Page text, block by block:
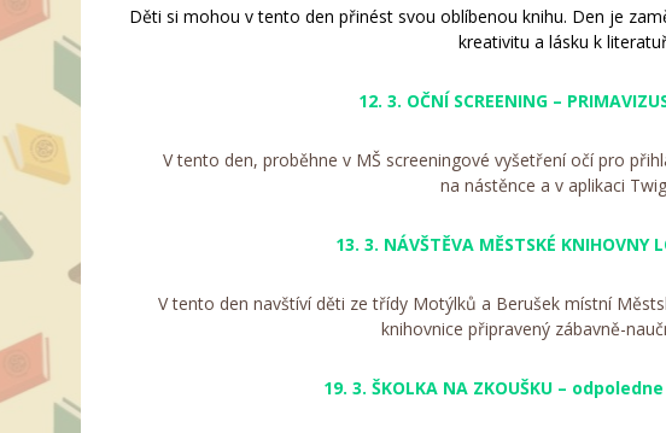
Děti si mohou v tento den přinést svou oblíbenou knihu. Den je
kreativitu a lásku k
12. 3. OČNÍ SCREENING –
V tento den, proběhne v MŠ screeningové vyšetření očí pro
na nástěnce a v aplikaci
13. 3. NÁVŠTĚVA MĚSTSKÉ
V tento den navštíví děti ze třídy Motýlků a Berušek místní
knihovnice připravený zábavně-
19. 3. ŠKOLKA NA ZKOUŠKU –